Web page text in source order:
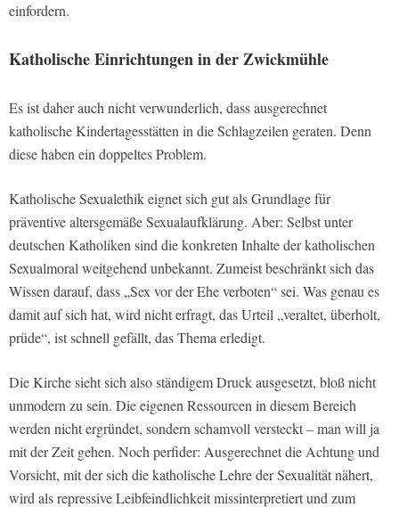
einfordern.
Katholische Einrichtungen in der Zwickmühle
Es ist daher auch nicht verwunderlich, dass ausgerechnet
katholische Kindertagesstätten in die Schlagzeilen geraten. Denn
diese haben ein doppeltes Problem.
Katholische Sexualethik eignet sich gut als Grundlage für
präventive altersgemäße Sexualaufklärung. Aber: Selbst unter
deutschen Katholiken sind die konkreten Inhalte der katholischen
Sexualmoral weitgehend unbekannt. Zumeist beschränkt sich das
Wissen darauf, dass „Sex vor der Ehe verboten“ sei. Was genau es
damit auf sich hat, wird nicht erfragt, das Urteil „veraltet, überholt,
prüde“, ist schnell gefällt, das Thema erledigt.
Die Kirche sieht sich also ständigem Druck ausgesetzt, bloß nicht
unmodern zu sein. Die eigenen Ressourcen in diesem Bereich
werden nicht ergründet, sondern schamvoll versteckt – man will ja
mit der Zeit gehen. Noch perfider: Ausgerechnet die Achtung und
Vorsicht, mit der sich die katholische Lehre der Sexualität nähert,
wird als repressive Leibfeindlichkeit missinterpretiert und zum